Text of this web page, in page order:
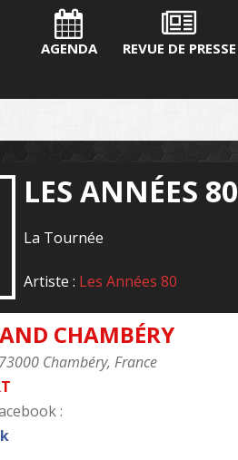
AGENDA REVUE DE PRESSE
LES ANNÉES 80
La Tournée
Artiste : Les Années 80
CHAMBÉRY
Chambéry, France
: